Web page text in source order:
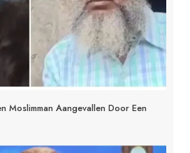
Moslimman Aangevallen Door Een